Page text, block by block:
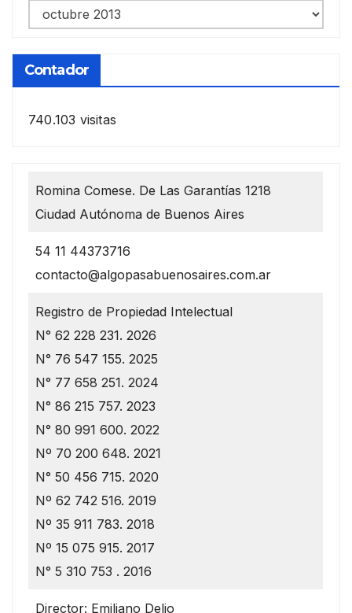
Notas
anteriores
Contador
740.103 visitas
Romina Comese. De Las Garantías 1218
Ciudad Autónoma de Buenos Aires
54 11 44373716
contacto@algopasabuenosaires.com.ar
Registro de Propiedad Intelectual
N° 62 228 231. 2026
N° 76 547 155. 2025
N° 77 658 251. 2024
N° 86 215 757. 2023
N° 80 991 600. 2022
Nº 70 200 648. 2021
N° 50 456 715. 2020
Nº 62 742 516. 2019
Nº 35 911 783. 2018
Nº 15 075 915. 2017
N° 5 310 753 . 2016
Director: Emiliano Delio